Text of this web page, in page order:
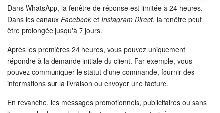
Widget de l'employé
Téléphonie
Réseau de succursales
Bitrix24 Messenger
Questions générales
Dans WhatsApp, la fenêtre de réponse est limitée à 24 heures.
Dans les canaux Facebook et Instagram Direct, la fenêtre peut
être prolongée jusqu'à 7 jours.
Après les premières 24 heures, vous pouvez uniquement
répondre à la demande initiale du client. Par exemple, vous
pouvez communiquer le statut d'une commande, fournir des
informations sur la livraison ou envoyer une facture.
En revanche, les messages promotionnels, publicitaires ou sans